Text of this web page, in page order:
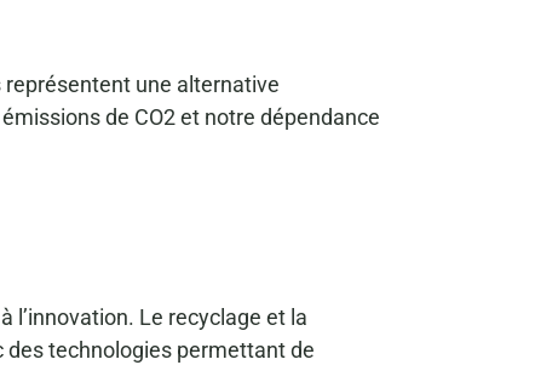
une alternative
de CO2 et notre dépendance
l’innovation. Le recyclage et la
des technologies permettant de